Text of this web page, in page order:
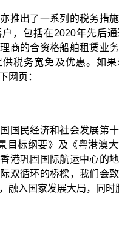
推出了一系列的税务措
，包括在2020年先后通
商的合资格船舶租赁业
供税务宽免及优惠。如
网页：
国民经济和社会发展第
目标纲要》及《粤港澳
港巩固国际航运中心的
双循环的桥樑，我们会
融入国家发展大局，同时